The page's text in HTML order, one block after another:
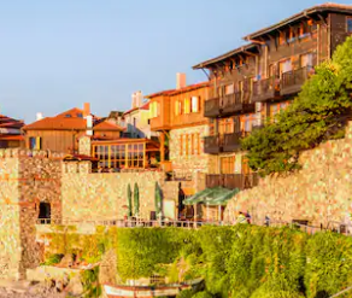
eller se mere ved at trykke eller stryge.